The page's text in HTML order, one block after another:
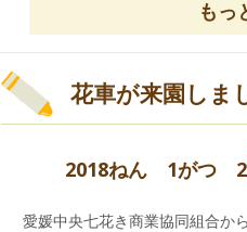
もっ
花車が来園しま
2018ねん 1がつ
愛媛中央七花き商業協同組合か